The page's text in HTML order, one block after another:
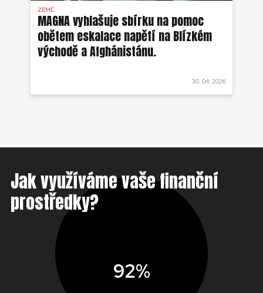
ZEMĚ
MAGNA vyhlašuje sbírku na pomoc
obětem eskalace napětí na Blízkém
východě a Afghánistánu.
30. 04. 2026
Jak využíváme vaše finanční
prostředky?
92%